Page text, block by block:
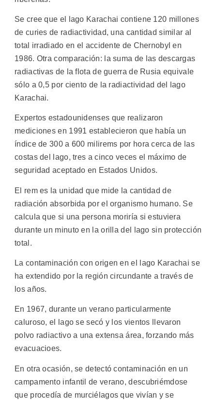
Se cree que el lago Karachai contiene 120 millones
de curies de radiactividad, una cantidad similar al
total irradiado en el accidente de Chernobyl en
1986. Otra comparación: la suma de las descargas
radiactivas de la flota de guerra de Rusia equivale
sólo a 0,5 por ciento de la radiactividad del lago
Karachai.
Expertos estadounidenses que realizaron
mediciones en 1991 establecieron que había un
índice de 300 a 600 milirems por hora cerca de las
costas del lago, tres a cinco veces el máximo de
seguridad aceptado en Estados Unidos.
El rem es la unidad que mide la cantidad de
radiación absorbida por el organismo humano. Se
calcula que si una persona moriría si estuviera
durante un minuto en la orilla del lago sin protección
total.
La contaminación con origen en el lago Karachai se
ha extendido por la región circundante a través de
los años.
En 1967, durante un verano particularmente
caluroso, el lago se secó y los vientos llevaron
polvo radiactivo a una extensa área, forzando más
evacuacioes.
En otra ocasión, se detectó contaminación en un
campamento infantil de verano, descubriémdose
que procedía de murciélagos que vivían y se